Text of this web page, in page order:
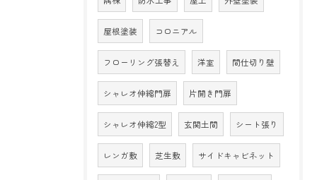
屋根塗装 コロニアル
フローリング張替え 洋室 間仕切り壁
シャレオ伸縮門扉 片開き門扉
シャレオ伸縮2型 玄関土間 シート張り
レンガ敷 芝生敷 サイドキャビネット